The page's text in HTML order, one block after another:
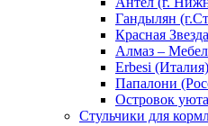
Гандылян
Красная
Алмаз –
Erbesi (Италия)
Папалони
Островок уюта
Стульчики для